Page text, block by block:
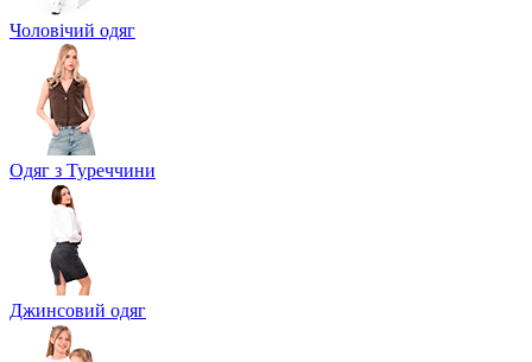
Чоловічий одяг
Одяг з Туреччини
Джинсовий одяг